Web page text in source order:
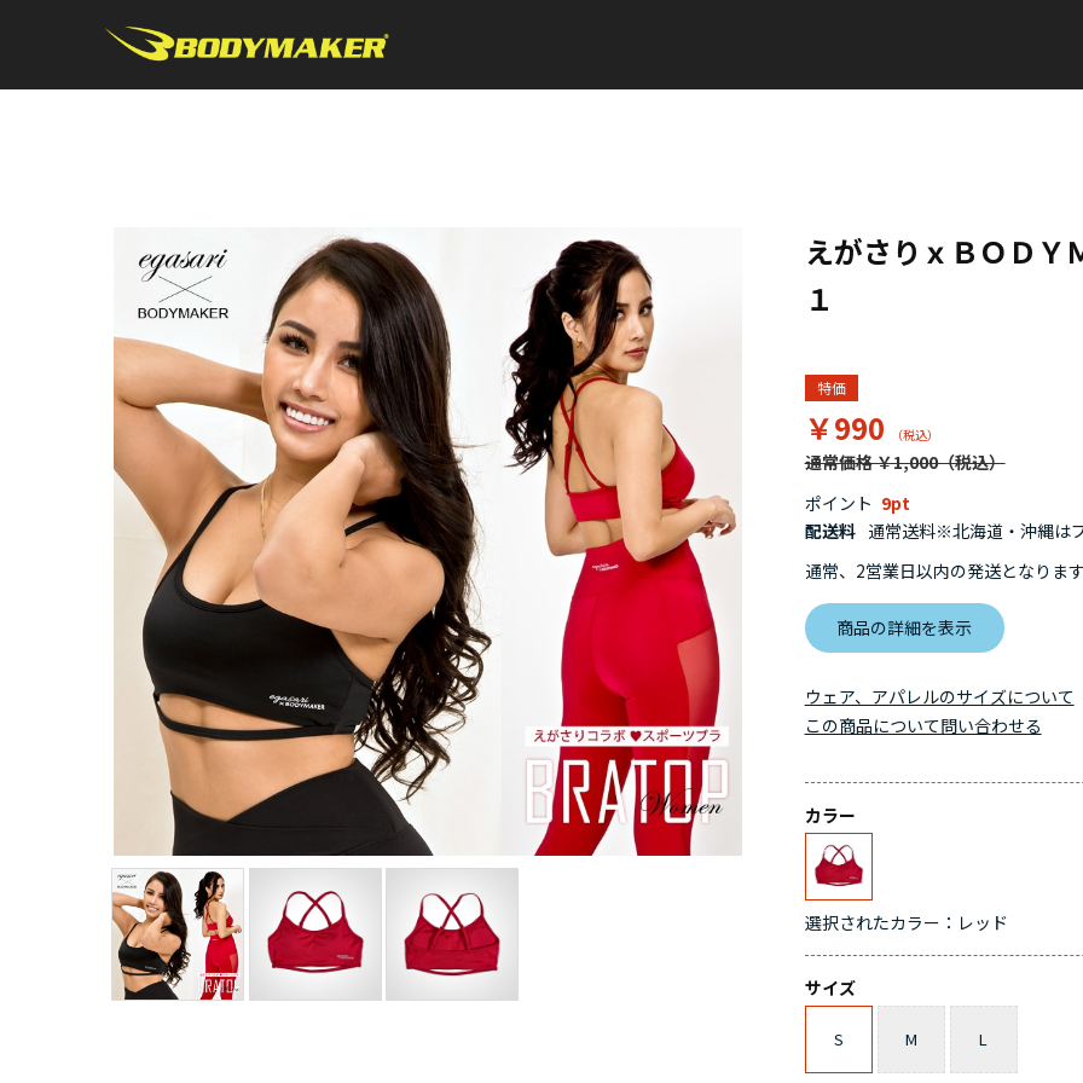
えがさりｘＢＯＤ
１
特価
￥990
通常価格 ￥1,000
ポイント 9
配送料 通常送料※北海道・沖縄は
通常、2営業日以内の発送となりま
商品の詳細を表示
ウェア、アパレルのサイズについて
カラー
選択されたカラー：レッド
サイズ
S M L
この商品について問い合わせる